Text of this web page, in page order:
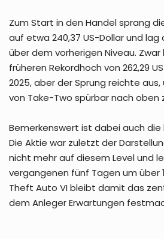
Zum Start in den Handel sprang
auf etwa 240,37 US-Dollar und lag
über dem vorherigen Niveau.
früheren Rekordhoch von 262,29
2025, aber der Sprung reichte
von Take-Two spürbar nach oben
Bemerkenswert ist dabei auch die
Die Aktie war zuletzt der
nicht mehr auf diesem Level und
vergangenen fünf Tagen um über
Theft Auto VI bleibt damit das
dem Anleger Erwartungen